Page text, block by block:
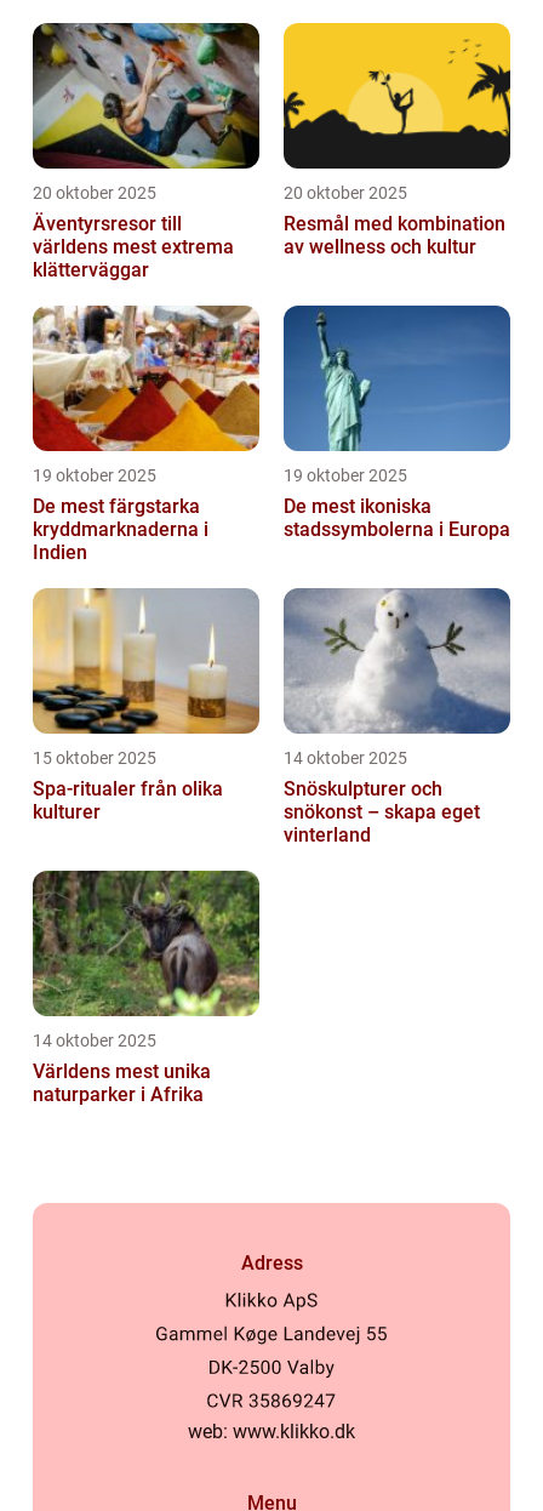
20 oktober 2025
Äventyrsresor till
världens mest extrema
klätterväggar
20 oktober 2025
Resmål med kombination
av wellness och kultur
19 oktober 2025
De mest färgstarka
kryddmarknaderna i
Indien
19 oktober 2025
De mest ikoniska
stadssymbolerna i Europa
15 oktober 2025
Spa-ritualer från olika
kulturer
14 oktober 2025
Snöskulpturer och
snökonst – skapa eget
vinterland
14 oktober 2025
Världens mest unika
naturparker i Afrika
Adress
web: www.klikko.dk
Menu